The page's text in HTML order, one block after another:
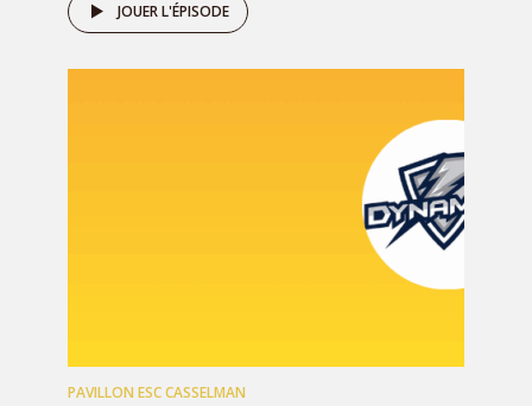
JOUER L'ÉPISODE
PAVILLON ESC CASSELMAN